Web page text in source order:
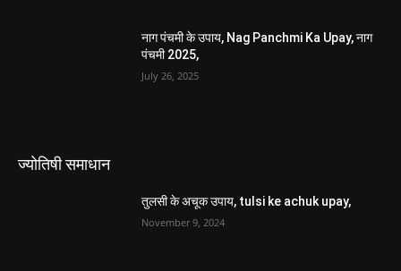
नाग पंचमी के उपाय, Nag Panchmi Ka Upay, नाग
पंचमी 2025,
July 26, 2025
ज्योतिषी समाधान
तुलसी के अचूक उपाय, tulsi ke achuk upay,
November 9, 2024